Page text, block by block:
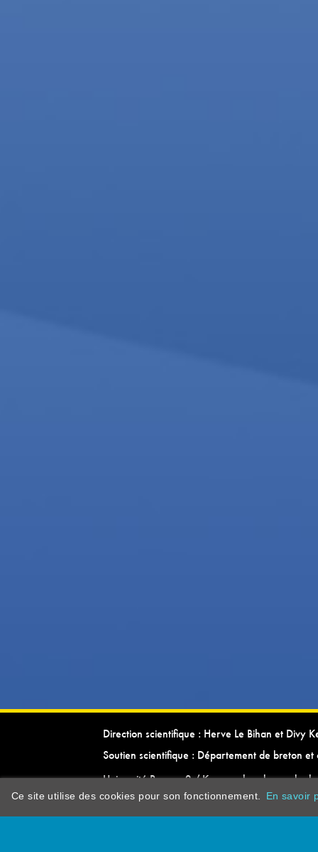
Direction scientifique : Herve Le Bihan et Divy
Soutien scientifique : Département de breton et
Université Rennes 2 / Kevrenn brezhoneg ha
Ce site utilise des cookies pour son fonctionnement. En savoir